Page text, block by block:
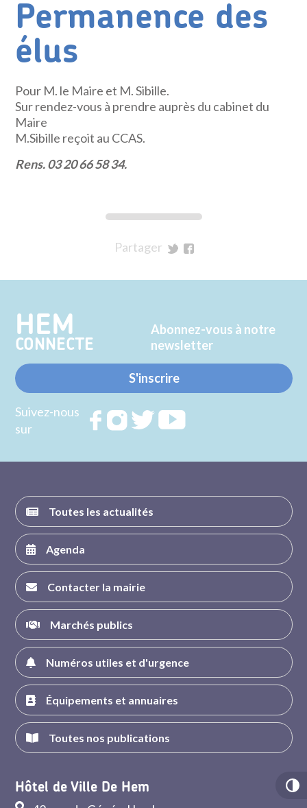
Permanence des
élus
Pour M. le Maire et M. Sibille.
Sur rendez-vous à prendre auprès du cabinet du
Maire
M.Sibille reçoit au CCAS.
Rens. 03 20 66 58 34.
Partager
Twitter
Facebook
HEM
CONNECTE
Abonnez-vous à notre
newsletter
S'inscrire
Suivez-nous
sur
RejoignezRejoignezRejoignez
Toutes les actualités
Agenda
Contacter la mairie
Marchés publics
Numéros utiles et d'urgence
Équipements et annuaires
Toutes nos publications
Hôtel de Ville De Hem